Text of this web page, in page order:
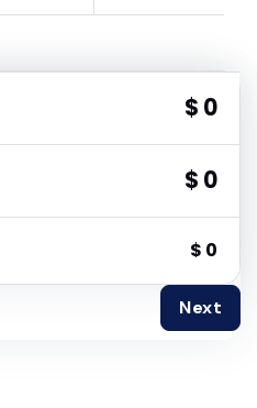
$ 0
$ 0
$ 0
Next